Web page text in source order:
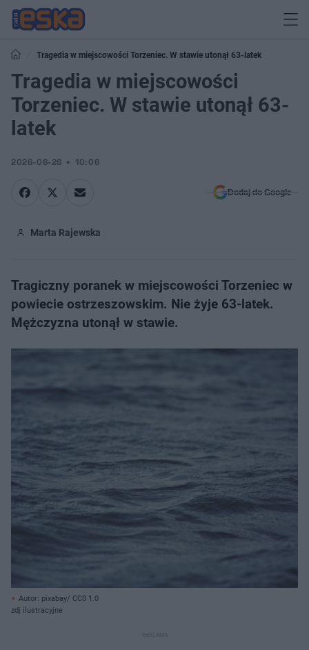
Tragedia w miejscowości Torzeniec. W stawie utonął 63-latek
Tragedia w miejscowości
Torzeniec. W stawie utonął 63-
latek
2026-06-26 10:06
Dodaj do Google
Marta Rajewska
Tragiczny poranek w miejscowości Torzeniec w
powiecie ostrzeszowskim. Nie żyje 63-latek.
Mężczyzna utonął w stawie.
Autor: pixabay/ CC0 1.0
zdj ilustracyjne